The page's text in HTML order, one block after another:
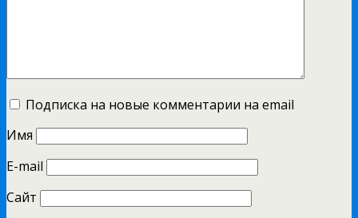
Подписка на новые комментарии на email
Имя
E-mail
Сайт